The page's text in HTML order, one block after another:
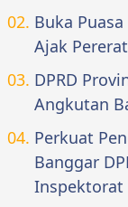
Buka
Ajak
DPRD
Angkutan
Perkuat
Banggar
Inspektorat